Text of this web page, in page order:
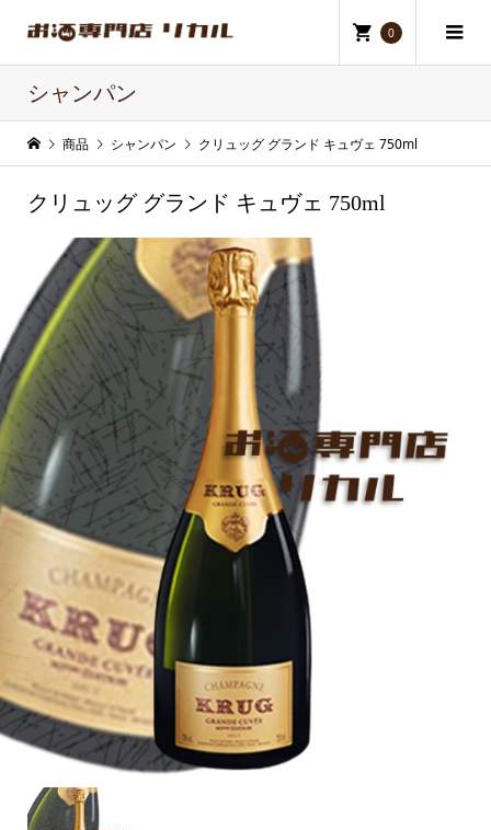
0
シャンパン
商品 シャンパン クリュッグ グランド キュヴェ 750ml
クリュッグ グランド キュヴェ 750ml